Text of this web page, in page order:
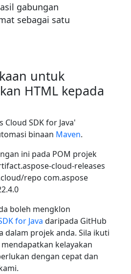
gabungan
sebagai satu
untuk
HTML kepada
Cloud SDK for Java'
binaan Maven.
ini pada POM projek
cloud-releases
repo com.aspose
boleh mengklon
for Java daripada GitHub
dalam projek anda. Sila ikuti
kelayakan
dengan cepat dan